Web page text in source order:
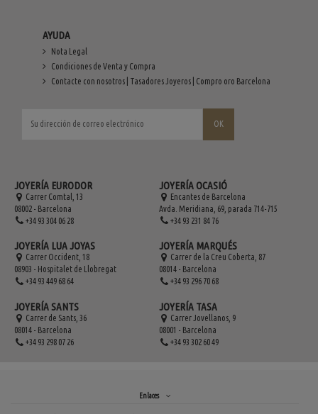
AYUDA
Nota Legal
Condiciones de Venta y Compra
Contacte con nosotros | Tasadores Joyeros | Compro oro Barcelona
JOYERÍA EURODOR
Carrer Comtal, 13
08002 - Barcelona
+34 93 304 06 28
JOYERÍA LUA JOYAS
Carrer Occident, 18
08903 - Hospitalet de Llobregat
+34 93 449 68 64
JOYERÍA SANTS
Carrer de Sants, 36
08014 - Barcelona
+34 93 298 07 26
JOYERÍA OCASIÓ
Encantes de Barcelona
Avda. Meridiana, 69, parada 714-715
+34 93 231 84 76
JOYERÍA MARQUÉS
Carrer de la Creu Coberta, 87
08014 - Barcelona
+34 93 296 70 68
JOYERÍA TASA
Carrer Jovellanos, 9
08001 - Barcelona
+34 93 302 60 49
Enlaces